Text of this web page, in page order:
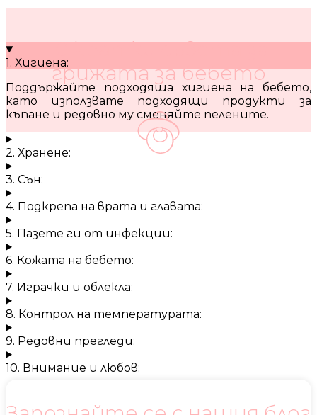
10 кратки съвета за
грижата за бебето
1. Хигиена:
Поддържайте подходяща хигиена на бебето,
като използвате подходящи продукти за
къпане и редовно му сменяйте пелените.
2. Хранене:
3. Сън:
4. Подкрепа на врата и главата:
5. Пазете ги от инфекции:
6. Кожата на бебето:
7. Играчки и облекла:
8. Контрол на температурата:
9. Редовни прегледи:
10. Внимание и любов: